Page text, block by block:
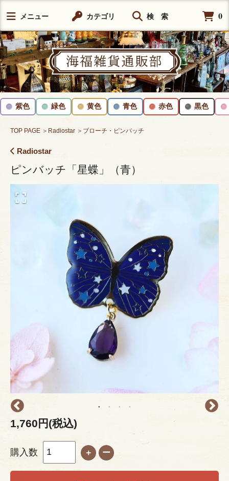
メニュー カテゴリ 検 索 0
紫色 緑色 黄色 青色 赤色 黒色
TOP PAGE ＞Radiostar ＞ブローチ・ピンバッチ
Radiostar
ピンバッチ「星蝶」（青）
1,760円(税込)
購入数 ＋ ー